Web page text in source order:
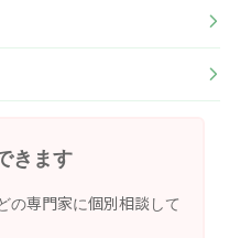
きます
の専門家に個別相談して